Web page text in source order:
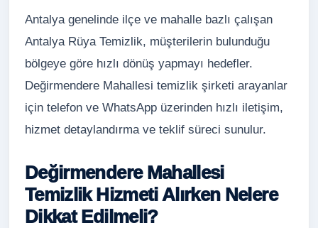
Antalya genelinde ilçe ve mahalle bazlı çalışan
Antalya Rüya Temizlik, müşterilerin bulunduğu
bölgeye göre hızlı dönüş yapmayı hedefler.
Değirmendere Mahallesi temizlik şirketi arayanlar
için telefon ve WhatsApp üzerinden hızlı iletişim,
hizmet detaylandırma ve teklif süreci sunulur.
Değirmendere Mahallesi
Temizlik Hizmeti Alırken Nelere
Dikkat Edilmeli?